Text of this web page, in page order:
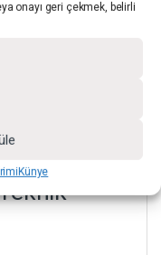
onayı geri çekmek, belirli
Künye